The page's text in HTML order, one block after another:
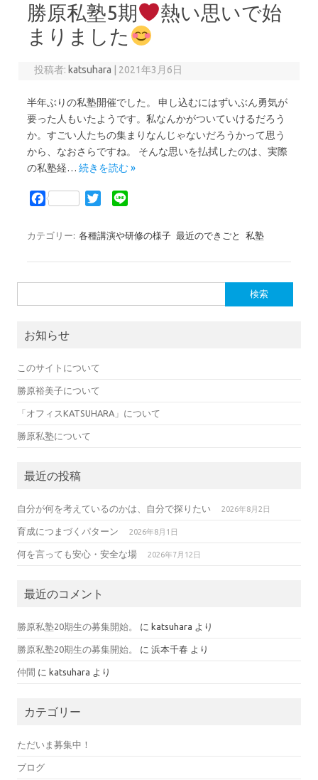
k
r
勝原私塾5期
熱い思いで始
まりました
投稿者: katsuhara 2021年3月6日
半年ぶりの私塾開催でした。 申し込むにはずいぶん勇気が
要った人もいたようです。私なんかがついていけるだろう
か。すごい人たちの集まりなんじゃないだろうかって思う
から、なおさらですね。 そんな思いを払拭したのは、実際
の私塾経… 続きを読む »
F
k
i
n
カテゴリー: 各種講演や研修の様子 最近のできごと 私塾
お知らせ
このサイトについて
勝原裕美子について
「オフィスKATSUHARA」について
勝原私塾について
最近の投稿
自分が何を考えているのかは、自分で探りたい 2026年8月2日
育成につまづくパターン 2026年8月1日
何を言っても安心・安全な場 2026年7月12日
最近のコメント
勝原私塾20期生の募集開始。 に katsuhara より
勝原私塾20期生の募集開始。 に 浜本千春 より
仲間 に katsuhara より
カテゴリー
ただいま募集中！
ブログ